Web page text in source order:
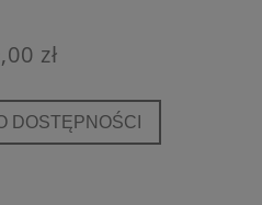
zł
DOSTĘPNOŚCI